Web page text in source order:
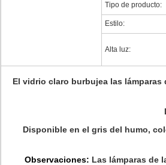
Tipo de producto:
Estilo:
Alta luz:
El vidrio claro burbujea las
Disponible en el gris del humo,
Observaciones: Las lámparas de